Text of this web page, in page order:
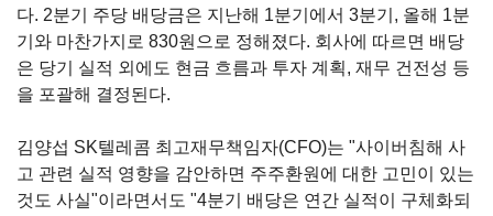
다. 2분기 주당 배당금은 지난해 1분기에서 3분기 , 올해 1분
기와 마찬가지로 830원으로 정해졌다. 회사에 따르면 배당
은 당기 실적 외에도 현금 흐름과 투자 계획, 재무 건전성 등
을 포괄해 결정된다.
김양섭 SK텔레콤 최고재무책임자(CFO)는 "사이버침해 사
고 관련 실적 영향을 감안하면 주주환원에 대한 고민이 있는
것도 사실"이라면서도 "4분기 배당은 연간 실적이 구체화되